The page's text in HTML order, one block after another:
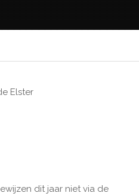
Elster
dit jaar niet via de